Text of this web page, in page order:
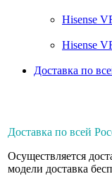
Hisense
Hisense
Доставка по
Доставка по всей
Осуществляется
модели доставка